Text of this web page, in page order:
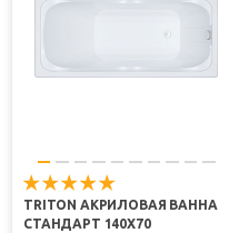
TRITON АКРИЛОВАЯ ВАННА
СТАНДАРТ 140X70